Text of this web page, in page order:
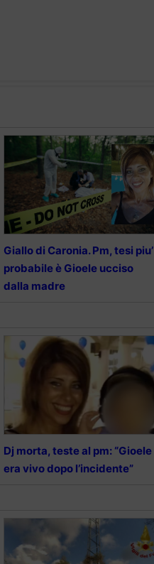
Giallo di Caronia. Pm, tesi piu’
probabile è Gioele ucciso
dalla madre
Dj morta, teste al pm: “Gioele
era vivo dopo l’incidente”